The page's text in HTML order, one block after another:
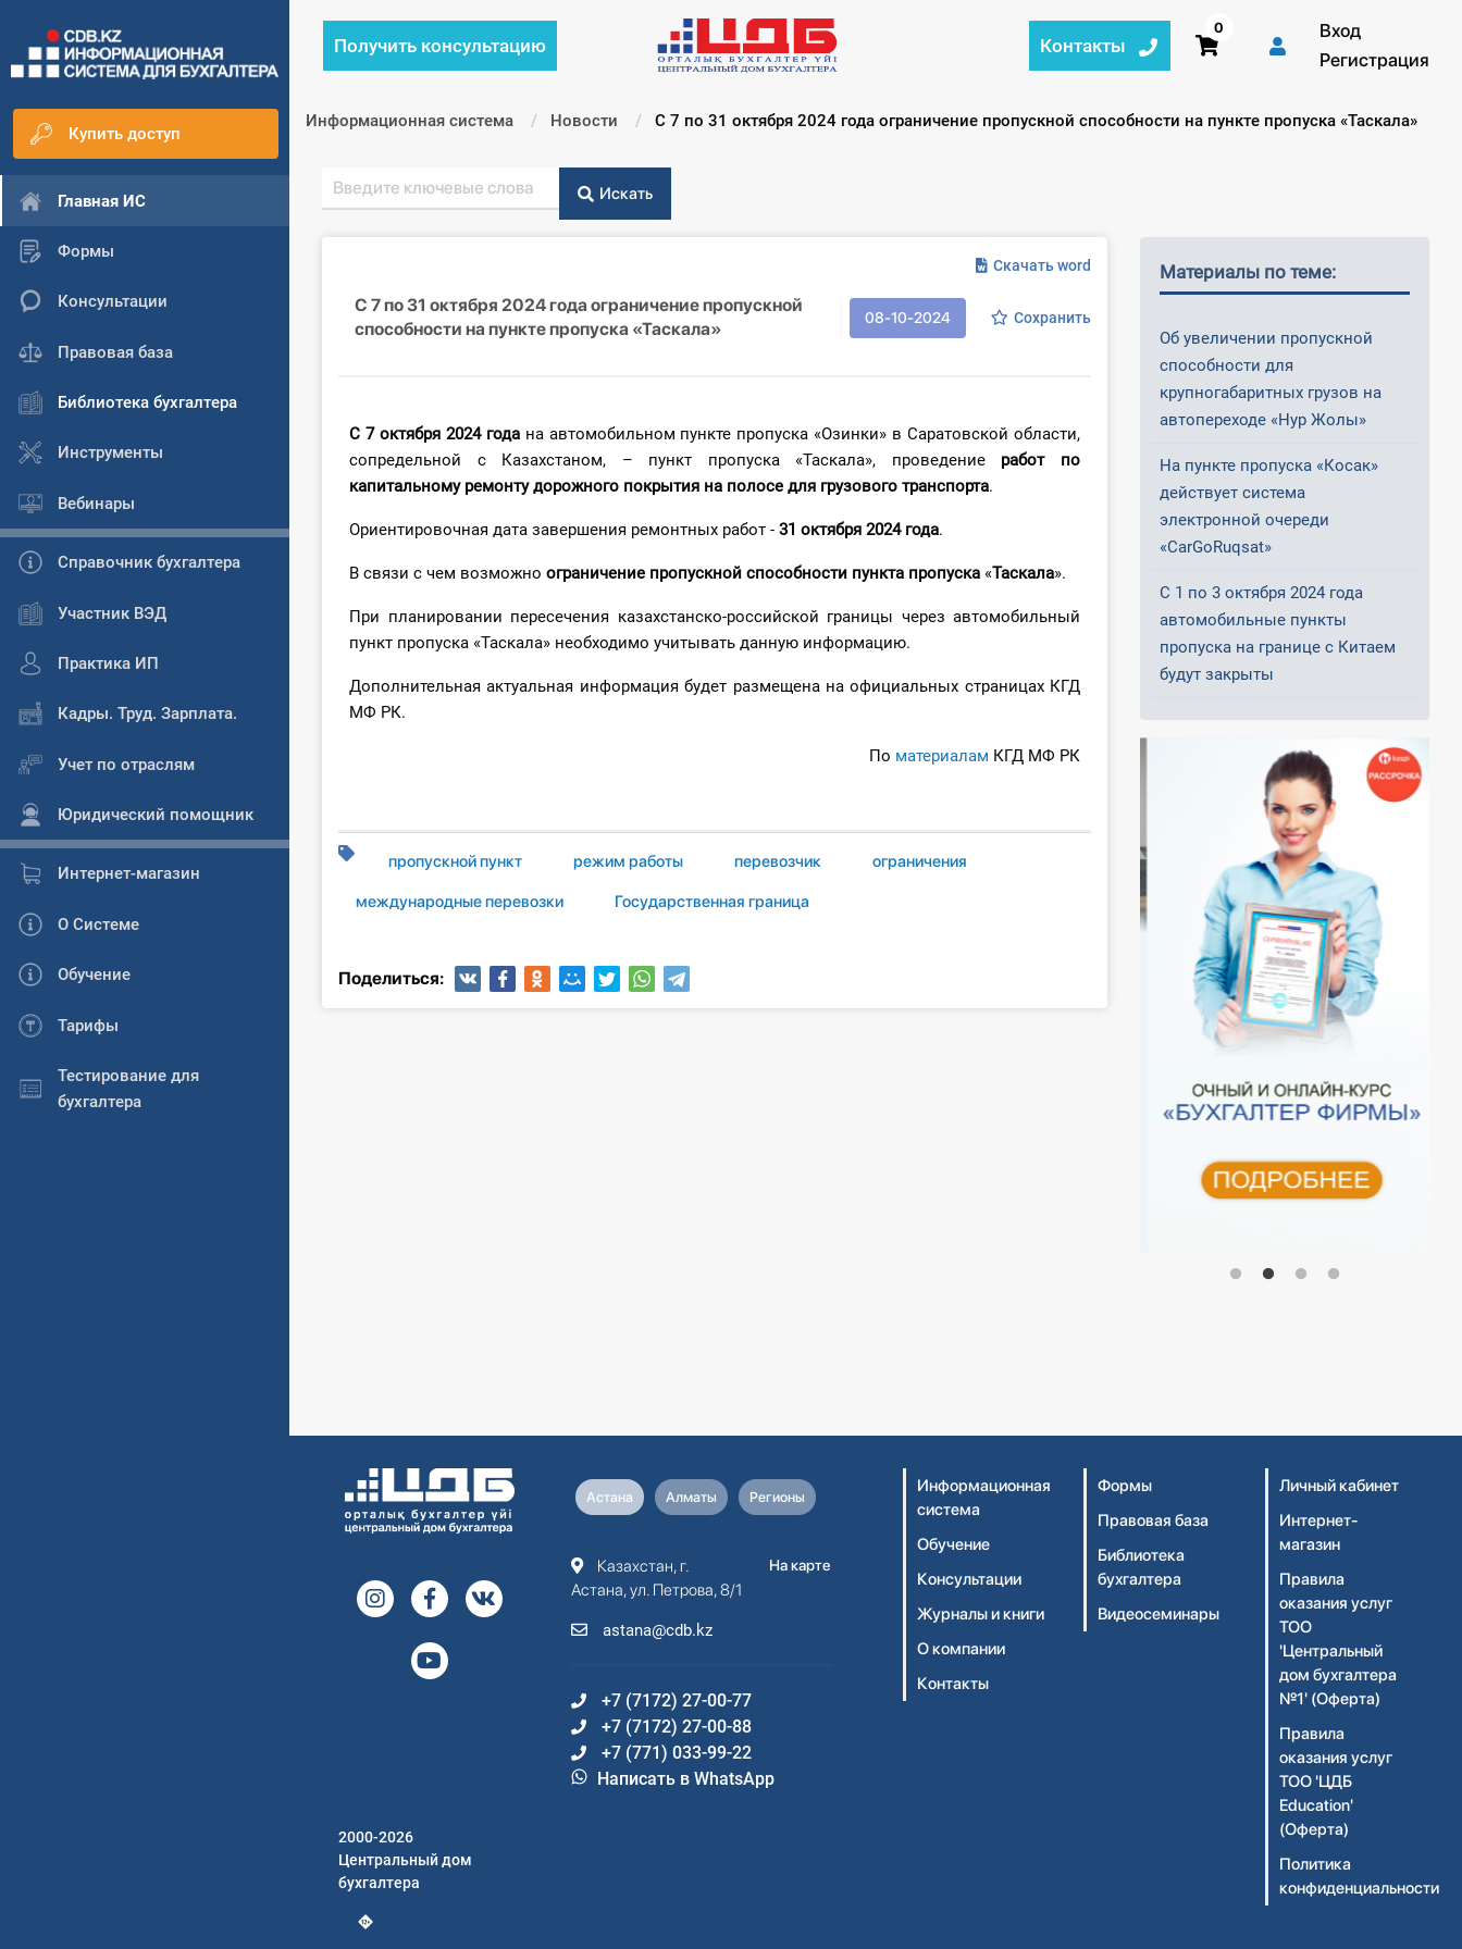
Купить доступ
Главная ИС
Формы
Консультации
Правовая база
Библиотека бухгалтера
Инструменты
Вебинары
Справочник бухгалтера
Участник ВЭД
Практика ИП
Кадры. Труд. Зарплата.
Учет по отраслям
Юридический помощник
Интернет-магазин
О Системе
Обучение
Тарифы
Тестирование для
бухгалтера
Получить консультацию Контакты
0
Вход
Регистрация
Информационная система Новости Текущий:
С 7 по 31 октября 2024 года ограничение пропускной способности на пункте пропуска «Таскала»
Искать
Скачать word
С 7 по 31 октября 2024 года ограничение пропускной
способности на пункте пропуска «Таскала»
08-10-2024 Сохранить
С 7 октября 2024 годана автомобильном пункте пропуска «Озинки» в Саратовской области,
сопредельной с Казахстаном, – пункт пропуска «Таскала», проведение работ по
капитальному ремонту дорожного покрытия на полосе для грузового транспорта.
Ориентировочная дата завершения ремонтных работ - 31 октября 2024 года.
В связи с чем возможно ограничение пропускной способности пункта пропуска «Таскала».
При планировании пересечения казахстанско-российской границы через автомобильный
пункт пропуска «Таскала» необходимо учитывать данную информацию.
Дополнительная актуальная информация будет размещена на официальных страницах КГД
МФ РК.
По материалам КГД МФ РК
пропускной пункт режим работы перевозчик ограничения
международные перевозки Государственная граница
Поделиться:
Материалы по теме:
Об увеличении пропускной
способности для
крупногабаритных грузов на
автопереходе «Нур Жолы»
На пункте пропуска «Косак»
действует система
электронной очереди
«CarGoRuqsat»
С 1 по 3 октября 2024 года
автомобильные пункты
пропуска на границе с Китаем
будут закрыты
2000-2026
Центральный дом
бухгалтера
Астана Алматы Регионы
Казахстан, г.
Астана, ул. Петрова, 8/1
astana@cdb.kz
На карте
+7 (7172) 27-00-77
+7 (7172) 27-00-88
+7 (771) 033-99-22
Написать в WhatsApp
Информационная
система
Обучение
Консультации
Журналы и книги
О компании
Контакты
Формы
Правовая база
Библиотека
бухгалтера
Видеосеминары
Личный кабинет
Интернет-
магазин
Правила
оказания услуг
ТОО
'Центральный
дом бухгалтера
№1' (Оферта)
Правила
оказания услуг
ТОО 'ЦДБ
Education'
(Оферта)
Политика
конфиденциальности